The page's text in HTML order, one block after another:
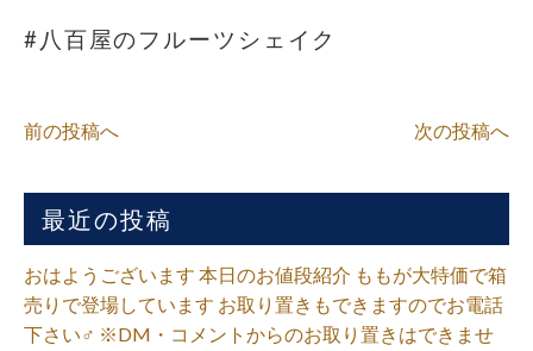
#八百屋のフルーツシェイク
前の投稿へ 次の投稿へ
最近の投稿
おはようございます 本日のお値段紹介 ももが大特価で箱
売りで登場しています お取り置きもできますのでお電話
下さい‍♂️ ※DM・コメントからのお取り置きはできませ